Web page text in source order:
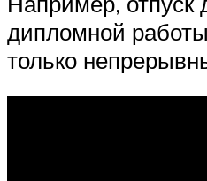
дипломной
только